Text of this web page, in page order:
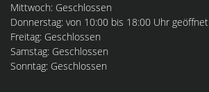
Mittwoch: Geschlossen
Donnerstag: von 10:00 bis 18:00 Uhr geöffnet
Freitag: Geschlossen
Samstag: Geschlossen
Sonntag: Geschlossen